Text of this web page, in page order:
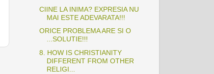
CIINE LA INIMA? EXPRESIA NU
MAI ESTE ADEVARATA!!!
ORICE PROBLEMA ARE SI O
...SOLUTIE!!!
8. HOW IS CHRISTIANITY
DIFFERENT FROM OTHER
RELIGI...